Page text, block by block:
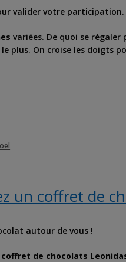
valider votre participation.
variées. De quoi se
plus. On croise les doigts
un coffret de
autour de vous !
coffret de chocolats